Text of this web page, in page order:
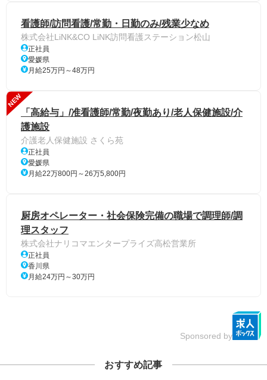
看護師/訪問看護/常勤・日勤のみ/残業少なめ
株式会社LiNK&CO LiNK訪問看護ステーション松山
正社員
愛媛県
月給25万円～48万円
NEW
「高給与」/准看護師/常勤/夜勤あり/老人保健施設/介
護施設
介護老人保健施設 さくら苑
正社員
愛媛県
月給22万800円～26万5,800円
厨房オペレーター・社会保険完備の職場で調理師/調
理スタッフ
株式会社ナリコマエンタープライズ高松営業所
正社員
香川県
月給24万円～30万円
Sponsored by
おすすめ記事